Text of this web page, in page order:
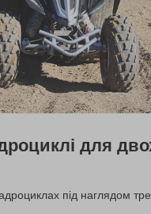
для
під наглядом